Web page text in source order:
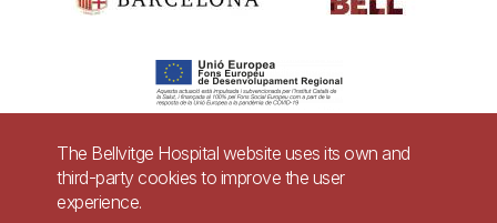
Pie
The Bellvitge Hospital website uses its own and
third-party cookies to improve the user
experience.